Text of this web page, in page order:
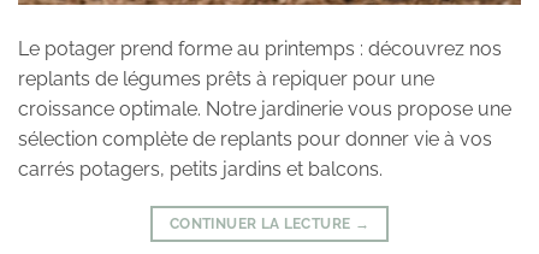
Le potager prend forme au printemps : découvrez nos
replants de légumes prêts à repiquer pour une
croissance optimale. Notre jardinerie vous propose une
sélection complète de replants pour donner vie à vos
carrés potagers, petits jardins et balcons.
CONTINUER LA LECTURE →